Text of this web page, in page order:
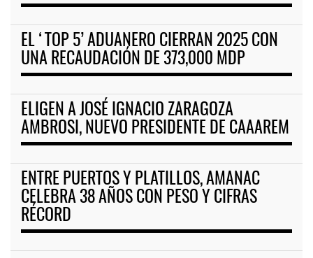
EL ‘TOP 5’ ADUANERO CIERRAN 2025 CON
UNA RECAUDACIÓN DE 373,000 MDP
ELIGEN A JOSÉ IGNACIO ZARAGOZA
AMBROSI, NUEVO PRESIDENTE DE CAAAREM
ENTRE PUERTOS Y PLATILLOS, AMANAC
CELEBRA 38 AÑOS CON PESO Y CIFRAS
RÉCORD